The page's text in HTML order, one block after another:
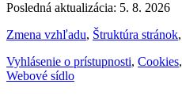
Posledná aktualizácia: 5. 8. 2026
Zmena vzhľadu, Štruktúra stránok,
Vyhlásenie o prístupnosti, Cookies,
Webové sídlo